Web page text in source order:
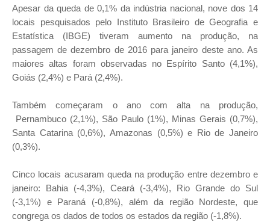
Apesar da queda de 0,1% da indústria nacional, nove dos 14
locais pesquisados pelo Instituto Brasileiro de Geografia e
Estatística (IBGE) tiveram aumento na produção, na
passagem de dezembro de 2016 para janeiro deste ano. As
maiores altas foram observadas no Espírito Santo (4,1%),
Goiás (2,4%) e Pará (2,4%).
Também começaram o ano com alta na produção,
Pernambuco (2,1%), São Paulo (1%), Minas Gerais (0,7%),
Santa Catarina (0,6%), Amazonas (0,5%) e Rio de Janeiro
(0,3%).
Cinco locais acusaram queda na produção entre dezembro e
janeiro: Bahia (-4,3%), Ceará (-3,4%), Rio Grande do Sul
(-3,1%) e Paraná (-0,8%), além da região Nordeste, que
congrega os dados de todos os estados da região (-1,8%).